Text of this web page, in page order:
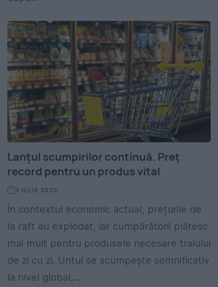
Lanțul scumpirilor continuă. Preț
record pentru un produs vital
5 IULIE 2025
În contextul economic actual, prețurile de
la raft au explodat, iar cumpărătorii plătesc
mai mult pentru produsele necesare traiului
de zi cu zi. Untul se scumpește semnificativ
la nivel global,...